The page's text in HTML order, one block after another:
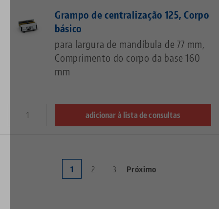
Grampo de centralização 125, Corpo
básico
para largura de mandíbula de 77 mm,
Comprimento do corpo da base 160
mm
adicionar à lista de consultas
Página
1 Page
2 Page
3
Próxima
Próximo